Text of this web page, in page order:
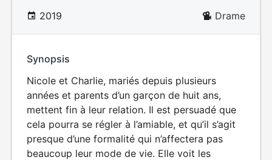
2019 Drame
Synopsis
Nicole et Charlie, mariés depuis plusieurs
années et parents d’un garçon de huit ans,
mettent fin à leur relation. Il est persuadé que
cela pourra se régler à l’amiable, et qu’il s’agit
presque d’une formalité qui n’affectera pas
beaucoup leur mode de vie. Elle voit les